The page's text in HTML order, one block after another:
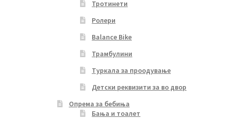
Тротинети
Ролери
Balance Bike
Трамбулини
Туркала за проодување
Детски реквизити за во двор
Опрема за бебиња
Бања и тоалет